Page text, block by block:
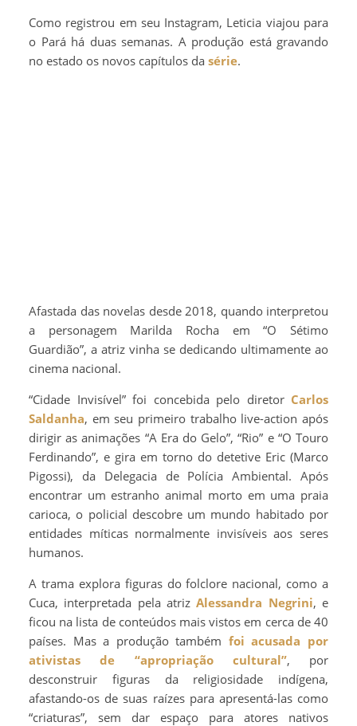
Como registrou em seu Instagram, Leticia viajou para
o Pará há duas semanas. A produção está gravando
no estado os novos capítulos da série.
Afastada das novelas desde 2018, quando interpretou
a personagem Marilda Rocha em “O Sétimo
Guardião”, a atriz vinha se dedicando ultimamente ao
cinema nacional.
“Cidade Invisível” foi concebida pelo diretor Carlos
Saldanha, em seu primeiro trabalho live-action após
dirigir as animações “A Era do Gelo”, “Rio” e “O Touro
Ferdinando”, e gira em torno do detetive Eric (Marco
Pigossi), da Delegacia de Polícia Ambiental. Após
encontrar um estranho animal morto em uma praia
carioca, o policial descobre um mundo habitado por
entidades míticas normalmente invisíveis aos seres
humanos.
A trama explora figuras do folclore nacional, como a
Cuca, interpretada pela atrizAlessandra Negrini, e
ficou na lista de conteúdos mais vistos em cerca de 40
países. Mas a produção também foi acusada por
ativistas de “apropriação cultural”, por
desconstruir figuras da religiosidade indígena,
afastando-os de suas raízes para apresentá-las como
“criaturas”, sem dar espaço para atores nativos